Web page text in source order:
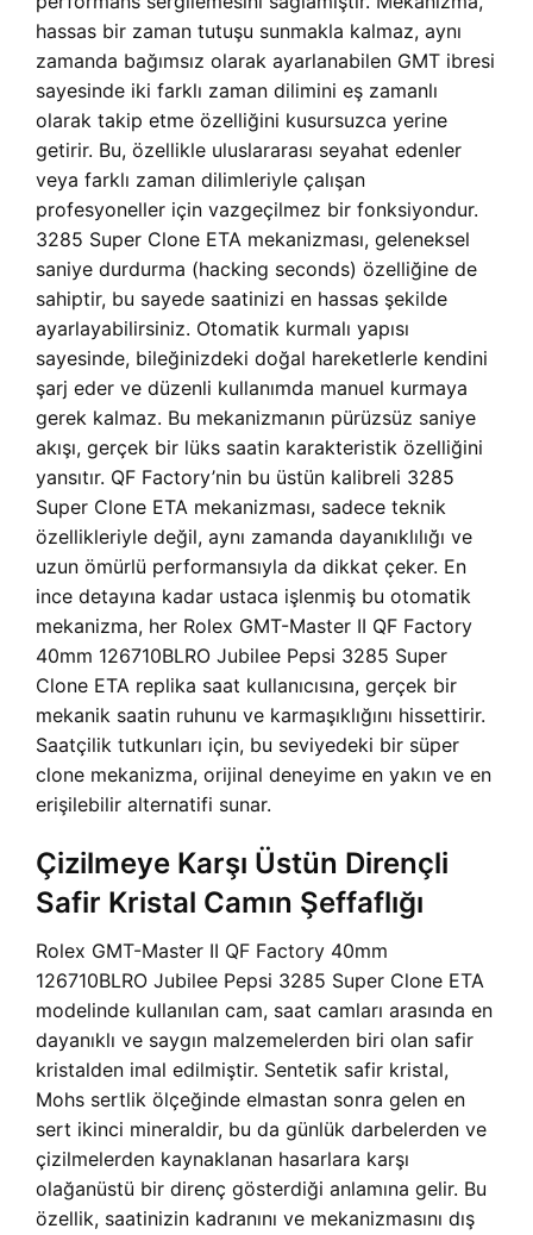
hassas bir zaman tutuşu sunmakla kalmaz, aynı
zamanda bağımsız olarak ayarlanabilen GMT ibresi
sayesinde iki farklı zaman dilimini eş zamanlı
olarak takip etme özelliğini kusursuzca yerine
getirir. Bu, özellikle uluslararası seyahat edenler
veya farklı zaman dilimleriyle çalışan
profesyoneller için vazgeçilmez bir fonksiyondur.
3285 Super Clone ETA mekanizması, geleneksel
saniye durdurma (hacking seconds) özelliğine de
sahiptir, bu sayede saatinizi en hassas şekilde
ayarlayabilirsiniz. Otomatik kurmalı yapısı
sayesinde, bileğinizdeki doğal hareketlerle kendini
şarj eder ve düzenli kullanımda manuel kurmaya
gerek kalmaz. Bu mekanizmanın pürüzsüz saniye
akışı, gerçek bir lüks saatin karakteristik özelliğini
yansıtır. QF Factory’nin bu üstün kalibreli 3285
Super Clone ETA mekanizması, sadece teknik
özellikleriyle değil, aynı zamanda dayanıklılığı ve
uzun ömürlü performansıyla da dikkat çeker. En
ince detayına kadar ustaca işlenmiş bu otomatik
mekanizma, her Rolex GMT-Master II QF Factory
40mm 126710BLRO Jubilee Pepsi 3285 Super
Clone ETA replika saat kullanıcısına, gerçek bir
mekanik saatin ruhunu ve karmaşıklığını hissettirir.
Saatçilik tutkunları için, bu seviyedeki bir süper
clone mekanizma, orijinal deneyime en yakın ve en
erişilebilir alternatifi sunar.
Çizilmeye Karşı Üstün Dirençli
Safir Kristal Camın Şeffaflığı
Rolex GMT-Master II QF Factory 40mm
126710BLRO Jubilee Pepsi 3285 Super Clone ETA
modelinde kullanılan cam, saat camları arasında en
dayanıklı ve saygın malzemelerden biri olan safir
kristalden imal edilmiştir. Sentetik safir kristal,
Mohs sertlik ölçeğinde elmastan sonra gelen en
sert ikinci mineraldir, bu da günlük darbelerden ve
çizilmelerden kaynaklanan hasarlara karşı
olağanüstü bir direnç gösterdiği anlamına gelir. Bu
özellik, saatinizin kadranını ve mekanizmasını dış